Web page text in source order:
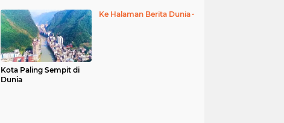
Kota Paling Sempit di
Dunia
Ke Halaman Berita Dunia